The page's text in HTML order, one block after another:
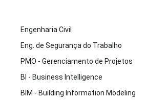
Engenharia Civil
Eng. de Segurança do Trabalho
PMO - Gerenciamento de Projetos
BI - Business Intelligence
BIM - Building Information Modeling